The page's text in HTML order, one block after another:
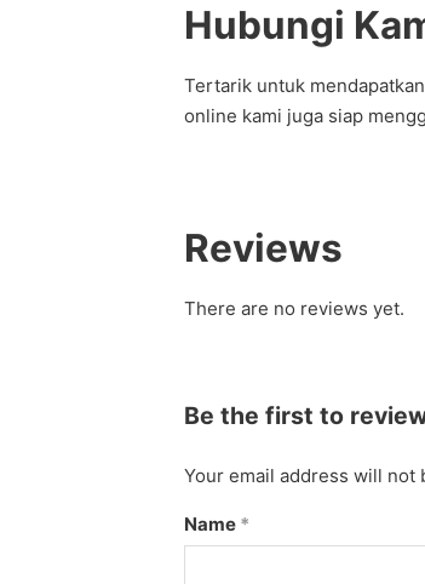
Hubungi
Tertarik untuk
online kami juga siap
Reviews
There are no reviews yet.
Be the first to
Your email address will not
Name *